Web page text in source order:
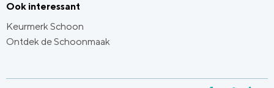
Ook interessant
Keurmerk Schoon
Ontdek de Schoonmaak